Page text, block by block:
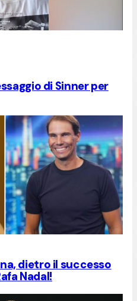
di Sinner per
dietro il successo
Nadal!